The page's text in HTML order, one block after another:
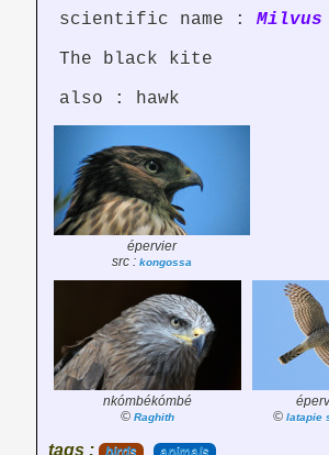
scientific name : Milvus
The black kite
also : hawk
épervier
src : kongossa
nkómbékómbé
© Raghith
© latapie
tags :